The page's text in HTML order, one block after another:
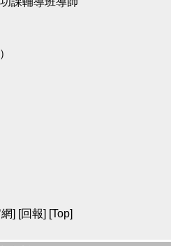
] [回報] [Top]